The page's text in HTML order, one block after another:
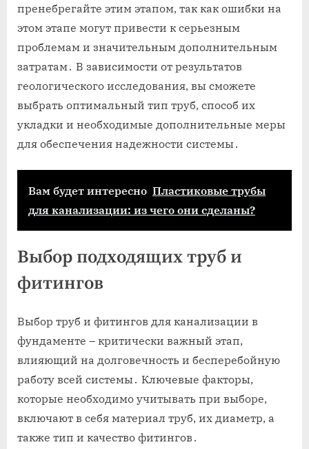
пренебрегайте этим этапом, так как ошибки на
этом этапе могут привести к серьезным
проблемам и значительным дополнительным
затратам․ В зависимости от результатов
геологического исследования, вы сможете
выбрать оптимальный тип труб, способ их
укладки и необходимые дополнительные меры
для обеспечения надежности системы․
Вам будет интересно Пластиковые трубы
для канализации: из чего они сделаны?
Выбор подходящих труб и
фитингов
Выбор труб и фитингов для канализации в
фундаменте – критически важный этап,
влияющий на долговечность и бесперебойную
работу всей системы․ Ключевые факторы,
которые необходимо учитывать при выборе,
включают в себя материал труб, их диаметр, а
также тип и качество фитингов․